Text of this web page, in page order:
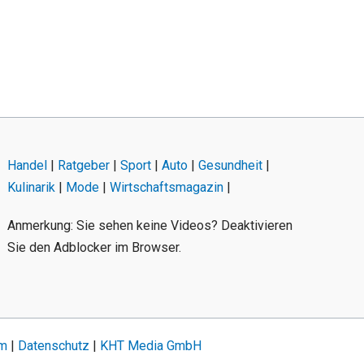
Handel Ratgeber |Sport |Auto |Gesundheit
Kulinarik
Mode |Wirtschaftsmagazin
Anmerkung: Sie sehen keine Videos? Deaktivieren
Sie den Adblocker im Browser.
Datenschutz KHT Media GmbH